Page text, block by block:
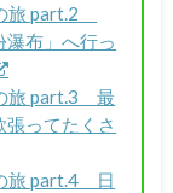
旅 part.2
瀑布」へ行っ
旅 part.3 最
ってたくさ
旅 part.4 日